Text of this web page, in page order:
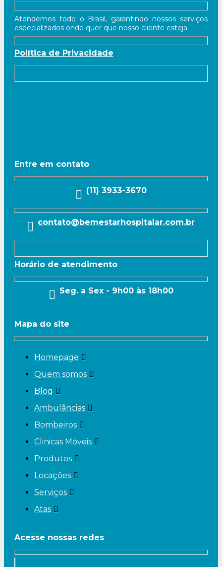
Atendemos todo o Brasil, garantindo nossos serviços
especializados onde quer que nosso cliente esteja.
Política de Privacidade
Entre em contato
(11) 3933-3670
contato@bemestarhospitalar.com.br
Horário de atendimento
Seg. a Sex - 9h00 às 18h00
Mapa do site
Homepage
Quem somos
Blog
Ambulâncias
Bombeiros
Clinicas Móveis
Produtos
Locações
Serviços
Atas
Acesse nossas redes